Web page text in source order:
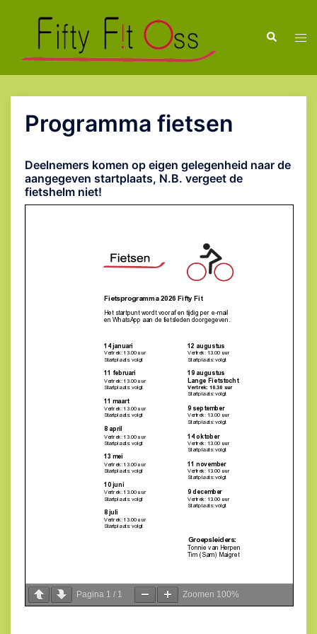
inhoud
Zoeken
Programma fietsen
Deelnemers komen op eigen gelegenheid naar de
aangegeven startplaats, N.B. vergeet de
fietshelm niet!
Pagina 1 / 1 Zoomen 100%